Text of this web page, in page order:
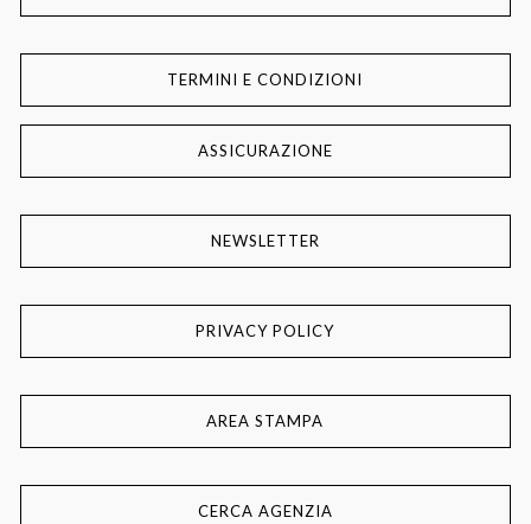
TERMINI E CONDIZIONI
ASSICURAZIONE
NEWSLETTER
PRIVACY POLICY
AREA STAMPA
CERCA AGENZIA